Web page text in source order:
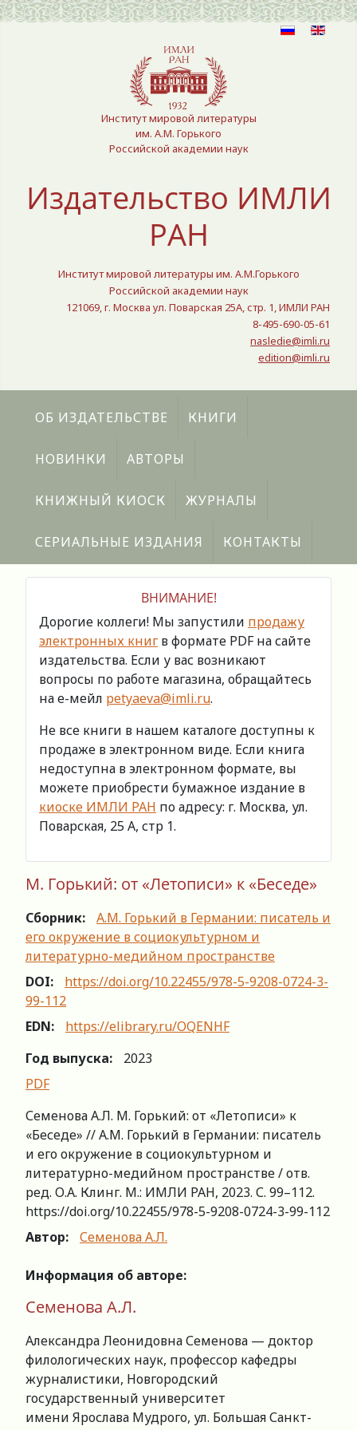
Выберите язык
Институт мировой литературы
им. А.М. Горького
Российской академии наук
Издательство ИМЛИ
РАН
Институт мировой литературы им. А.М.Горького
Российской академии наук
121069, г. Москва ул. Поварская 25A, стр. 1, ИМЛИ РАН
8-495-690-05-61
nasledie@imli.ru
edition@imli.ru
ОБ ИЗДАТЕЛЬСТВЕ КНИГИ
НОВИНКИ АВТОРЫ
КНИЖНЫЙ КИОСК ЖУРНАЛЫ
СЕРИАЛЬНЫЕ ИЗДАНИЯ КОНТАКТЫ
ВНИМАНИЕ!
Дорогие коллеги! Мы запустили продажу
электронных книг в формате PDF на сайте
издательства. Если у вас возникают
вопросы по работе магазина, обращайтесь
на е-мейл petyaeva@imli.ru.
Не все книги в нашем каталоге доступны к
продаже в электронном виде. Если книга
недоступна в электронном формате, вы
можете приобрести бумажное издание в
киоске ИМЛИ РАН по адресу: г. Москва, ул.
Поварская, 25 А, стр 1.
М. Горький: от «Летописи» к «Беседе»
Сборник:
А.М. Горький в Германии: писатель и
его окружение в социокультурном и
литературно-медийном пространстве
DOI:
https://doi.org/10.22455/978-5-9208-0724-3-
99-112
EDN:
https://elibrary.ru/OQENHF
Год выпуска:
2023
PDF
Семенова А.Л. М. Горький: от «Летописи» к
«Беседе» // А.М. Горький в Германии: писатель
и его окружение в социокультурном и
литературно-медийном пространстве / отв.
ред. О.А. Клинг. М.: ИМЛИ РАН, 2023. С. 99–112.
https://doi.org/10.22455/978-5-9208-0724-3-99-112
Автор:
Семенова А.Л.
Информация об авторе:
Семенова А.Л.
Александра Леонидовна Семенова — доктор
филологических наук, профессор кафедры
журналистики, Новгородский
государственный университет
имени Ярослава Мудрого, ул. Большая Санкт-